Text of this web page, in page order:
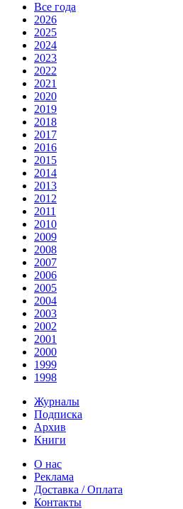
Все года
2026
2025
2024
2023
2022
2021
2020
2019
2018
2017
2016
2015
2014
2013
2012
2011
2010
2009
2008
2007
2006
2005
2004
2003
2002
2001
2000
1999
1998
Журналы
Подписка
Архив
Книги
О нас
Реклама
Доставка / Оплата
Контакты